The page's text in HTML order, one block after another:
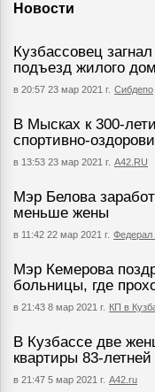
Новости
Кузбассовец
подъезд жилого
в 20:57 23 мар 2021 г. Сибдепо
В Мысках к 300-
спортивно-
в 13:53 23 мар 2021 г. А42.RU
Мэр Белова
меньше жены
в 11:42 22 мар 2021 г. Федерал
Мэр Кемерова
больницы, где
в 21:43 8 мар 2021 г. КП в
В Кузбассе две
квартиры 83-
в 21:47 5 мар 2021 г. А42.ru